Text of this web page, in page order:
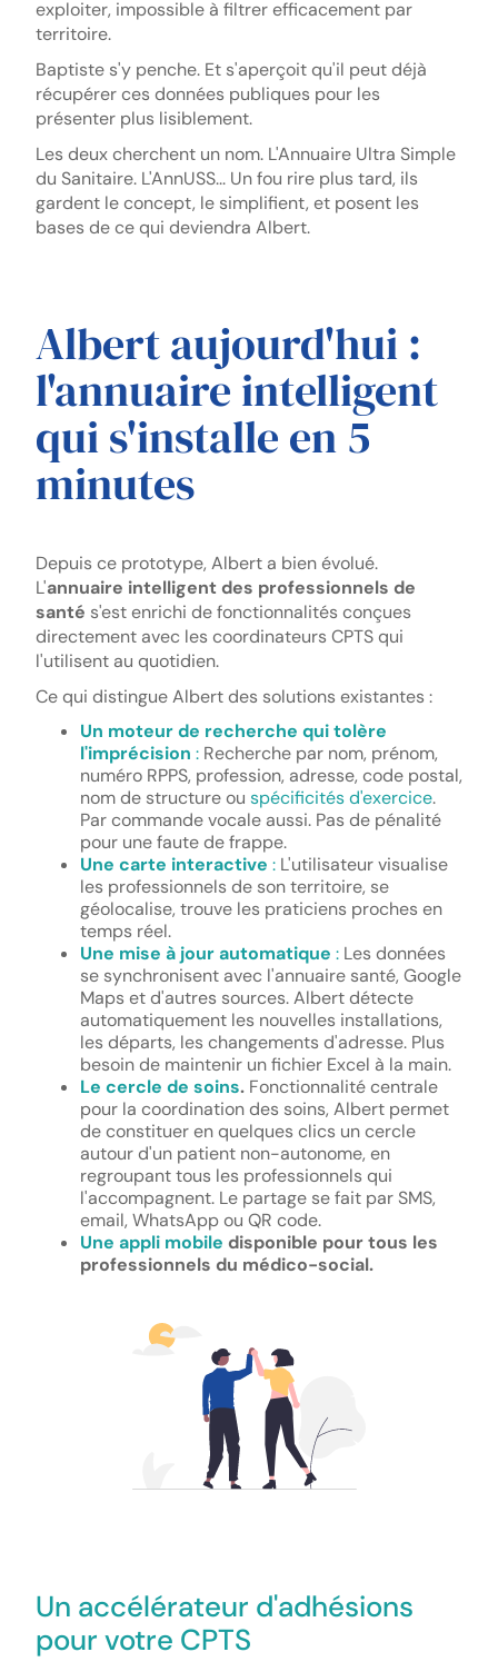
exploiter, impossible à filtrer efficacement par
territoire.
Baptiste s'y penche. Et s'aperçoit qu'il peut déjà
récupérer ces données publiques pour les
présenter plus lisiblement.
Les deux cherchent un nom. L'Annuaire Ultra Simple
du Sanitaire. L'AnnUSS... Un fou rire plus tard, ils
gardent le concept, le simplifient, et posent les
bases de ce qui deviendra Albert.
Albert aujourd'hui :
l'annuaire intelligent
qui s'installe en 5
minutes
Depuis ce prototype, Albert a bien évolué.
L'annuaire intelligent des professionnels de
santé s'est enrichi de fonctionnalités conçues
directement avec les coordinateurs CPTS qui
l'utilisent au quotidien.
Ce qui distingue Albert des solutions existantes :
Un moteur de recherche qui tolère
l'imprécision : Recherche par nom, prénom,
numéro RPPS, profession, adresse, code postal,
nom de structure ou spécificités d'exercice.
Par commande vocale aussi. Pas de pénalité
pour une faute de frappe.
Une carte interactive : L'utilisateur visualise
les professionnels de son territoire, se
géolocalise, trouve les praticiens proches en
temps réel.
Une mise à jour automatique : Les données
se synchronisent avec l'annuaire santé, Google
Maps et d'autres sources. Albert détecte
automatiquement les nouvelles installations,
les départs, les changements d'adresse. Plus
besoin de maintenir un fichier Excel à la main.
Le cercle de soins. Fonctionnalité centrale
pour la coordination des soins, Albert permet
de constituer en quelques clics un cercle
autour d'un patient non-autonome, en
regroupant tous les professionnels qui
l'accompagnent. Le partage se fait par SMS,
email, WhatsApp ou QR code.
Une appli mobile disponible pour tous les
professionnels du médico-social.
Un accélérateur d'adhésions
pour votre CPTS